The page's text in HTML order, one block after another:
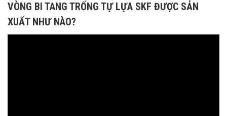
VÒNG BI TANG TRỐNG TỰ LỰA SKF ĐƯỢC SẢN
XUẤT NHƯ NÀO?